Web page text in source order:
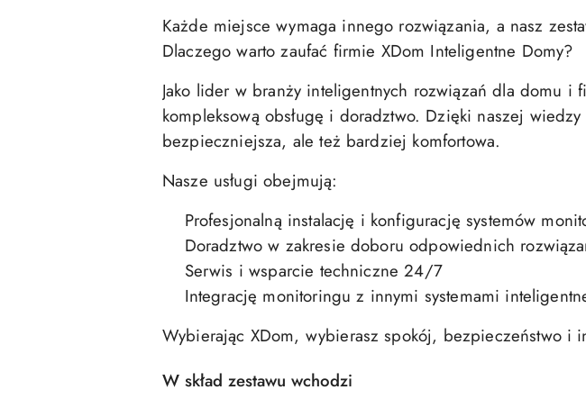
Każde miejsce wymaga innego rozwiązania, a nasz
Dlaczego warto zaufać firmie XDom Inteligentne Domy?
Jako lider w branży inteligentnych rozwiązań dla domu
kompleksową obsługę i doradztwo. Dzięki naszej
bezpieczniejsza, ale też bardziej komfortowa.
Nasze usługi obejmują:
Profesjonalną instalację i konfigurację systemów
Doradztwo w zakresie doboru odpowiednich
Serwis i wsparcie techniczne 24/7
Integrację monitoringu z innymi systemami
Wybierając XDom, wybierasz spokój, bezpieczeństwo i
W skład zestawu wchodzi